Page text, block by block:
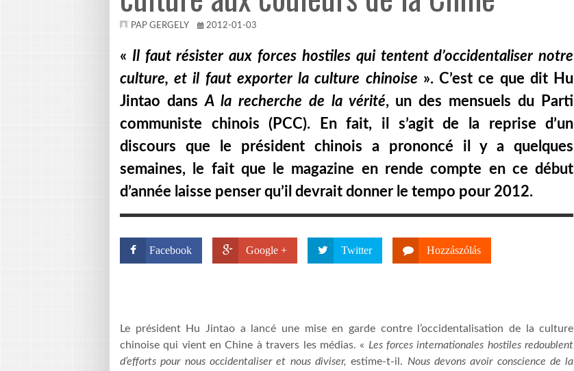
PAP GERGELY 2012-01-03
« Il faut résister aux forces hostiles qui tentent d’occidentaliser notre
culture, et il faut exporter la culture chinoise ». C’est ce que dit Hu
Jintao dansA la recherche de la vérité, un des mensuels du Parti
communiste chinois (PCC). En fait, il s’agit de la reprise d’un
discours que le président chinois a prononcé il y a quelques
semaines, le fait que le magazine en rende compte en ce début
d’année laisse penser qu’il devrait donner le tempo pour 2012.
Facebook Google + Twitter Hozzászólás
Le président Hu Jintao a lancé une mise en garde contre l’occidentalisation de la culture
chinoise qui vient en Chine à travers les médias. « Les forces internationales hostiles redoublent
d’efforts pour nous occidentaliser et nous diviser,estime-t-il. Nous devons avoir conscience de la